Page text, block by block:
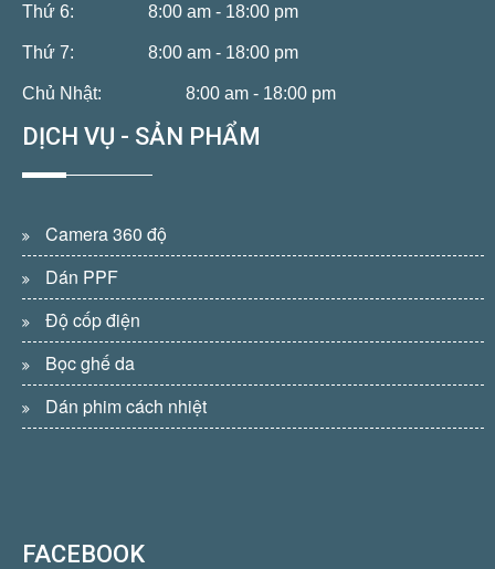
Thứ 6: 8:00 am - 18:00 pm
Thứ 7: 8:00 am - 18:00 pm
Chủ Nhật: 8:00 am - 18:00 pm
DỊCH VỤ - SẢN PHẨM
Camera 360 độ
Dán PPF
Độ cốp điện
Bọc ghế da
Dán phim cách nhiệt
FACEBOOK